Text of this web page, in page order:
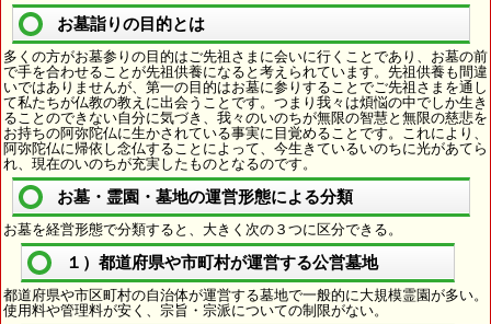
お墓詣りの目的とは
多くの方がお墓参りの目的はご先祖さまに会いに行くことであり、お墓の前
で手を合わせることが先祖供養になると考えられています。先祖供養も間違
いではありませんが、第一の目的はお墓に参りすることでご先祖さまを通し
て私たちが仏教の教えに出会うことです。つまり我々は煩悩の中でしか生き
ることのできない自分に気づき、我々のいのちが無限の智慧と無限の慈悲を
お持ちの阿弥陀仏に生かされている事実に目覚めることです。これにより、
阿弥陀仏に帰依し念仏することによって、今生きているいのちに光があてら
れ、現在のいのちが充実したものとなるのです。
お墓・霊園・墓地の運営形態による分類
お墓を経営形態で分類すると、大きく次の３つに区分できる。
１）都道府県や市町村が運営する公営墓地
都道府県や市区町村の自治体が運営する墓地で一般的に大規模霊園が多い。
使用料や管理料が安く、宗旨・宗派についての制限がない。